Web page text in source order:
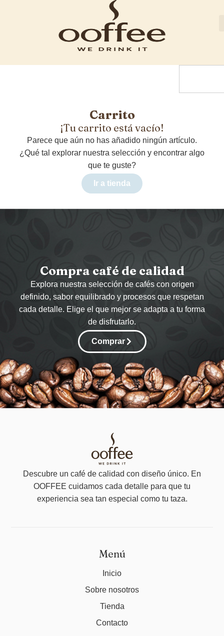
Carrito
¡Tu carrito está vacío!
Parece que aún no has añadido ningún artículo.
¿Qué tal explorar nuestra selección y encontrar algo
que te guste?
Ir a tienda
Compra café de calidad
Explora nuestra selección de cafés con origen
definido, sabor equilibrado y procesos que respetan
cada detalle. Elige el que mejor se adapta a tu forma
de disfrutarlo.
Comprar
Descubre un café de calidad con diseño único. En
OOFFEE cuidamos cada detalle para que tu
experiencia sea tan especial como tu taza.
Menú
Inicio
Sobre nosotros
Tienda
Contacto